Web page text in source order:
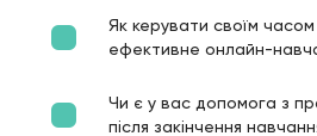
Як керувати своїм часом
ефективне онлайн-
Чи є у вас допомога з
після закінчення